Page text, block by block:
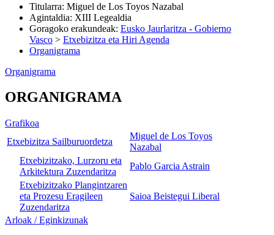
Titularra: Miguel de Los Toyos Nazabal
Agintaldia: XIII Legealdia
Goragoko erakundeak: Eusko Jaurlaritza - Gobierno
Vasco > Etxebizitza eta Hiri Agenda
Organigrama
Organigrama
ORGANIGRAMA
Grafikoa
Etxebizitza Sailburuordetza
Miguel de Los Toyos
Nazabal
Etxebizitzako, Lurzoru eta
Arkitektura Zuzendaritza
Pablo Garcia Astrain
Etxebizitzako Plangintzaren
eta Prozesu Eragileen
Zuzendaritza
Saioa Beistegui Liberal
Arloak / Eginkizunak